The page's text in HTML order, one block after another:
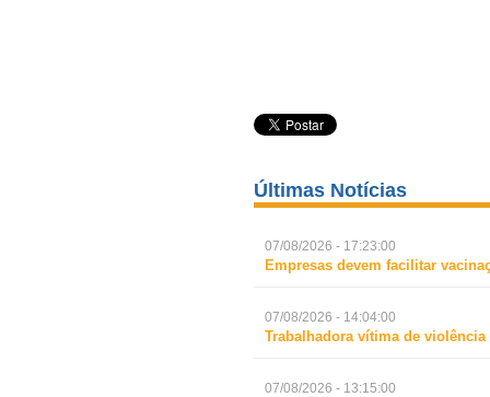
Últimas Notícias
07/08/2026 - 17:23:00
Empresas devem facilitar
07/08/2026 - 14:04:00
Trabalhadora vítima de
07/08/2026 - 13:15:00